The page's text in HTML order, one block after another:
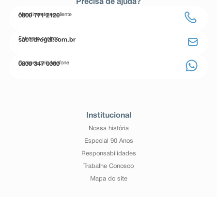
Precisa de ajuda?
Atendimento ao cliente
0800 771 2120
Entre em contato
sac@drogal.com.br
Compre pelo telefone
0800 347 0000
Institucional
Nossa história
Especial 90 Anos
Responsabilidades
Trabalhe Conosco
Mapa do site